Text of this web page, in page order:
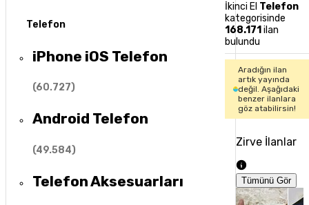
Telefon
iPhone iOS Telefon
(60.727)
Android Telefon
(49.584)
Telefon Aksesuarları
İkinci El Telefon
kategorisinde
168.171 ilan
bulundu
Aradığın ilan
artık yayında
değil. Aşağıdaki
benzer ilanlara
göz atabilirsin!
Zirve İlanlar
Tümünü Gör